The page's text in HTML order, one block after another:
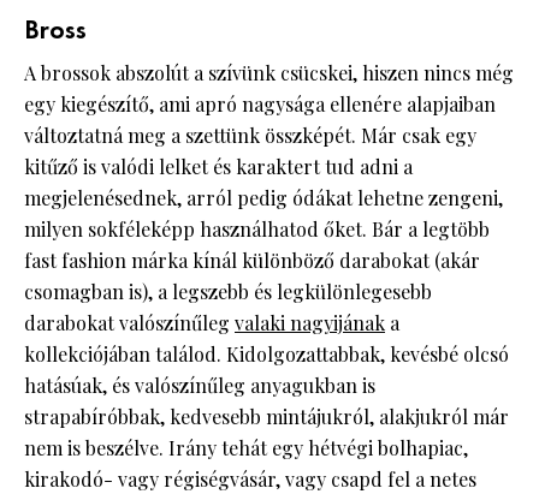
Bross
A brossok abszolút a szívünk csücskei, hiszen nincs még
egy kiegészítő, ami apró nagysága ellenére alapjaiban
változtatná meg a szettünk összképét. Már csak egy
kitűző is valódi lelket és karaktert tud adni a
megjelenésednek, arról pedig ódákat lehetne zengeni,
milyen sokféleképp használhatod őket. Bár a legtöbb
fast fashion márka kínál különböző darabokat (akár
csomagban is), a legszebb és legkülönlegesebb
darabokat valószínűleg valaki nagyijának a
kollekciójában találod. Kidolgozattabbak, kevésbé olcsó
hatásúak, és valószínűleg anyagukban is
strapabíróbbak, kedvesebb mintájukról, alakjukról már
nem is beszélve. Irány tehát egy hétvégi bolhapiac,
kirakodó- vagy régiségvásár, vagy csapd fel a netes